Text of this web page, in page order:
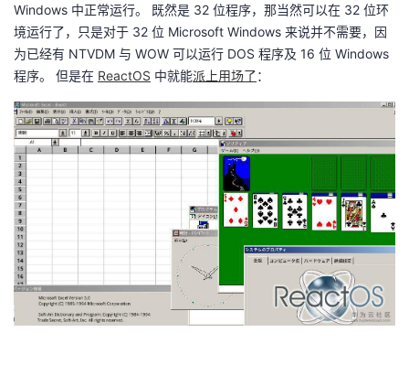
程
认
证
的
实
验
我
的
收
支
持
声
建
议
Windows 中正常运行。 既然是 32 位程序，那当然可以在 32 位环
境运行了，只是对于 32 位 Microsoft Windows 来说并不需要，因
为已经有 NTVDM 与 WOW 可以运行 DOS 程序及 16 位 Windows
程序。 但是在 ReactOS 中就能派上用场了：